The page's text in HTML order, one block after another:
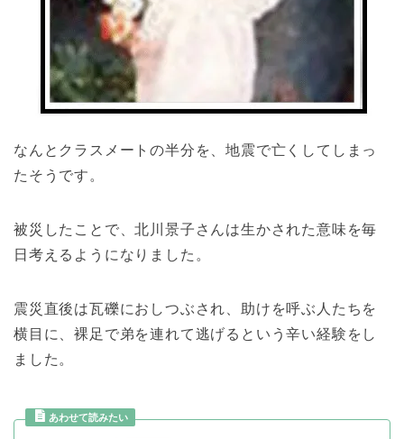
なんとクラスメートの半分を、地震で亡くしてしまっ
たそうです。
被災したことで、北川景子さんは生かされた意味を毎
日考えるようになりました。
震災直後は瓦礫におしつぶされ、助けを呼ぶ人たちを
横目に、裸足で弟を連れて逃げるという辛い経験をし
ました。